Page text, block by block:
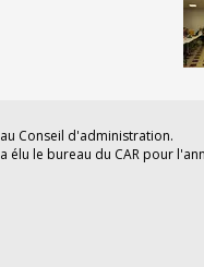
Conseil d'administration.
élu le bureau du CAR pour